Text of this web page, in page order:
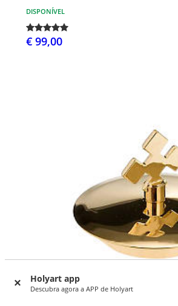
Holyart app
Descubra agora a APP de Holyart
DISPONÍVEL
€ 99,00